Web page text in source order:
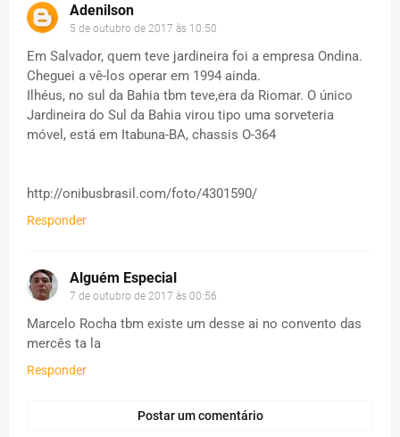
Adenilson
5 de outubro de 2017 às 10:50
Em Salvador, quem teve jardineira foi a empresa Ondina.
Cheguei a vê-los operar em 1994 ainda.
Ilhéus, no sul da Bahia tbm teve,era da Riomar. O único
Jardineira do Sul da Bahia virou tipo uma sorveteria
móvel, está em Itabuna-BA, chassis O-364
http://onibusbrasil.com/foto/4301590/
Responder
Alguém Especial
7 de outubro de 2017 às 00:56
Marcelo Rocha tbm existe um desse ai no convento das
mercês ta la
Responder
Postar um comentário